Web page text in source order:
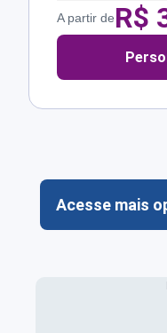
A partir deR$
Acesse mais